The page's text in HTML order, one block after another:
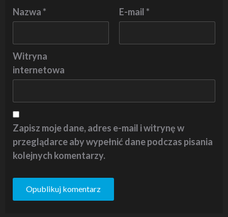
Nazwa* E-mail*
Witryna
internetowa
Zapisz moje dane, adres e-mail i witrynę w
przeglądarce aby wypełnić dane podczas pisania
kolejnych komentarzy.